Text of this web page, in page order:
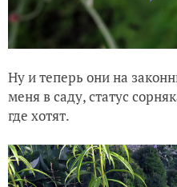
Ну и теперь они на
меня в саду, статус
где хотят.